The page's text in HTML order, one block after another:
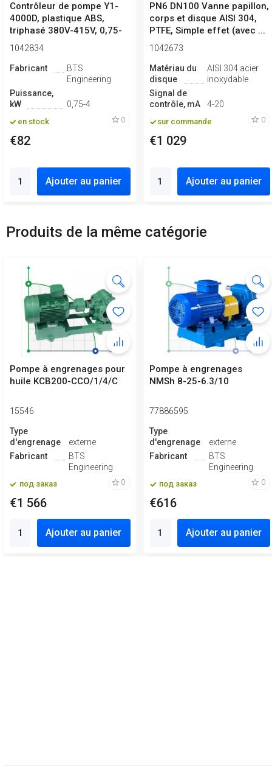
Contrôleur de pompe Y1-
4000D, plastique ABS,
triphasé 380V-415V, 0,75-
4kW
1042834
Fabricant
BTS
Engineering
Puissance,
kW
0,75-4
en stock 0
€82
Ajouter au panier
PN6 DN100 Vanne papillon,
corps et disque AISI 304,
PTFE, Simple effet (avec ...
1042673
Matériau du
disque
AISI 304 acier
inoxydable
Signal de
contrôle, mA
4-20
sur commande 0
€1 029
Ajouter au panier
Produits de la même catégorie
Pompe à engrenages pour
huile KCB200-CCO/1/4/C
15546
Type
d'engrenage
externe
Fabricant
BTS
Engineering
под заказ 0
€1 566
Ajouter au panier
Pompe à engrenages
NMSh 8-25-6.3/10
77886595
Type
d'engrenage
externe
Fabricant
BTS
Engineering
под заказ 0
€616
Ajouter au panier